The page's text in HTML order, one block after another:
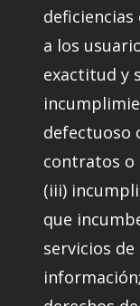
a los
exactitud y
defectuoso
contratos o
(iii)
que
servicios de